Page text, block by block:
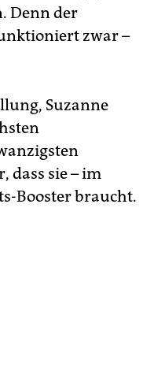
Denn der
zwar –
Suzanne
dass sie – im
Booster braucht.